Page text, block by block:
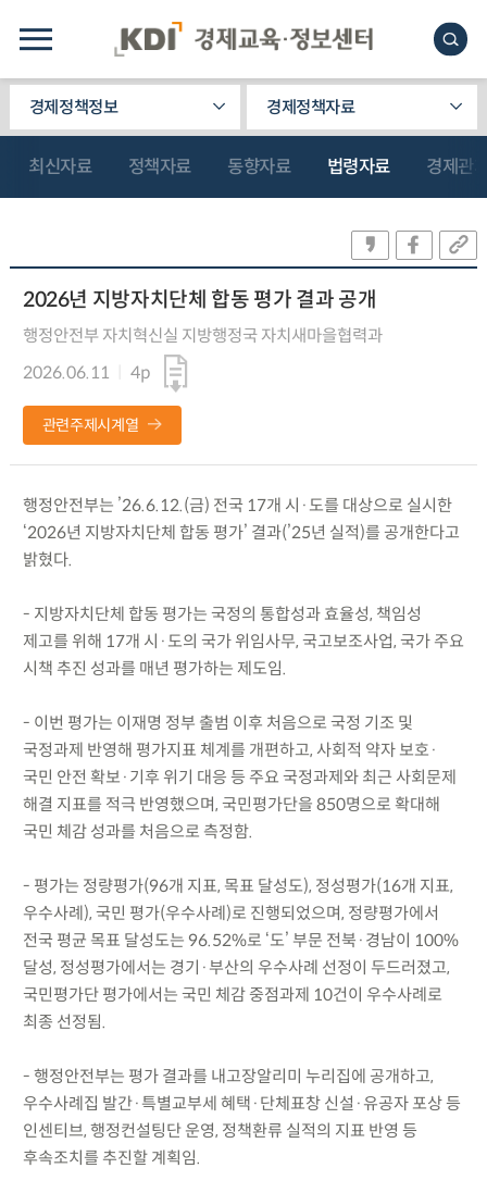
경제정책정보 경제정책자료
최신자료 정책자료 동향자료 법령자료 경제관
2026년 지방자치단체 합동 평가 결과 공개
행정안전부 자치혁신실 지방행정국 자치새마을협력과
2026.06.11
4p
관련주제시계열
행정안전부는 ’26.6.12.(금) 전국 17개 시·도를 대상으로 실시한
‘2026년 지방자치단체 합동 평가’ 결과(’25년 실적)를 공개한다고
밝혔다.
- 지방자치단체 합동 평가는 국정의 통합성과 효율성, 책임성
제고를 위해 17개 시·도의 국가 위임사무, 국고보조사업, 국가 주요
시책 추진 성과를 매년 평가하는 제도임.
- 이번 평가는 이재명 정부 출범 이후 처음으로 국정 기조 및
국정과제 반영해 평가지표 체계를 개편하고, 사회적 약자 보호·
국민 안전 확보·기후 위기 대응 등 주요 국정과제와 최근 사회문제
해결 지표를 적극 반영했으며, 국민평가단을 850명으로 확대해
국민 체감 성과를 처음으로 측정함.
- 평가는 정량평가(96개 지표, 목표 달성도), 정성평가(16개 지표,
우수사례), 국민 평가(우수사례)로 진행되었으며, 정량평가에서
전국 평균 목표 달성도는 96.52%로 ‘도’ 부문 전북·경남이 100%
달성, 정성평가에서는 경기·부산의 우수사례 선정이 두드러졌고,
국민평가단 평가에서는 국민 체감 중점과제 10건이 우수사례로
최종 선정됨.
- 행정안전부는 평가 결과를 내고장알리미 누리집에 공개하고,
우수사례집 발간·특별교부세 혜택·단체표창 신설·유공자 포상 등
인센티브, 행정컨설팅단 운영, 정책환류 실적의 지표 반영 등
후속조치를 추진할 계획임.